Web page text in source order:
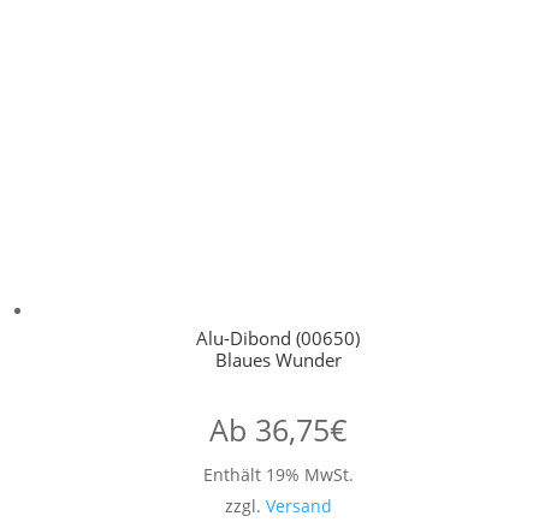
Alu-Dibond (00650)
Blaues Wunder
Ab 36,75€
Enthält 19% MwSt.
zzgl. Versand